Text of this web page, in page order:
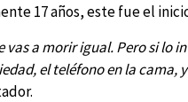
17 años, este fue el
vas a morir igual. Pero si lo
el teléfono en la cama,